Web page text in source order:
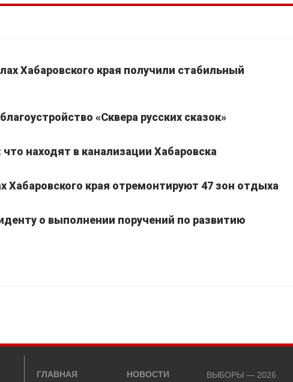
Хабаровского края получили стабильный
«Сквера русских сказок»
находят в канализации Хабаровска
Хабаровского края отремонтируют 47 зон отдыха
о выполнении поручений по развитию
ГЛАВНАЯ
НОВОСТИ
ВЫБОРЫ — 2026